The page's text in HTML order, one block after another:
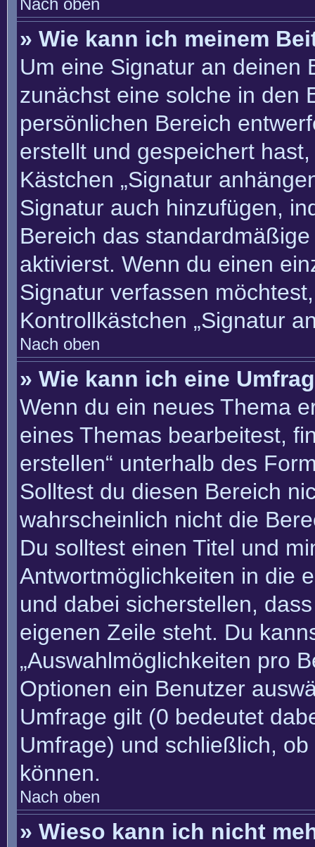
Nach oben
» Wie kann ich meinem
Um eine Signatur an deinen
zunächst eine solche in den
persönlichen Bereich
erstellt und gespeichert
Kästchen „Signatur
Signatur auch hinzufügen,
Bereich das
aktivierst. Wenn du einen
Signatur verfassen
Kontrollkästchen „Signatur
Nach oben
» Wie kann ich eine
Wenn du ein neues Thema
eines Themas bearbeitest,
erstellen“ unterhalb des
Solltest du diesen Bereich
wahrscheinlich nicht die
Du solltest einen Titel und
Antwortmöglichkeiten in die
und dabei sicherstellen,
eigenen Zeile steht. Du
„Auswahlmöglichkeiten pro
Optionen ein Benutzer
Umfrage gilt (0 bedeutet
Umfrage) und schließlich,
können.
Nach oben
» Wieso kann ich nicht